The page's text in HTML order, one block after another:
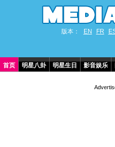
版本： EN FR
首页 明星八卦 明星生日 影音娱乐